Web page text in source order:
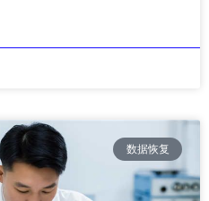
数据恢复